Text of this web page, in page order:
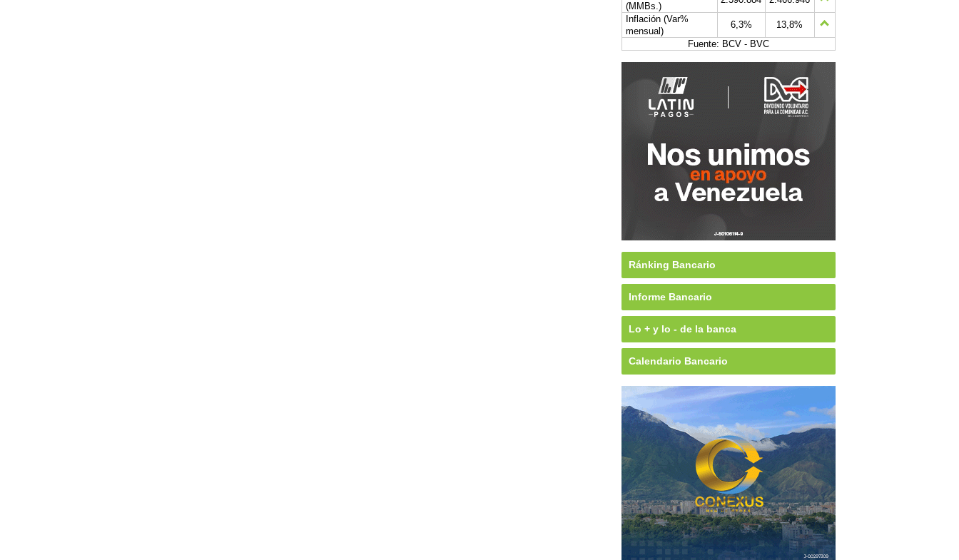
(MMBs.)
Inflación (Var%
mensual)
6,3%
13,8%
Fuente: BCV - BVC
Ránking Bancario
Informe Bancario
Lo + y lo - de la banca
Calendario Bancario